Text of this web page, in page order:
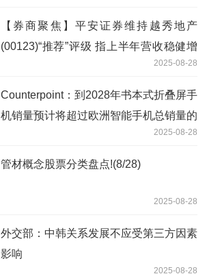
【券商聚焦】平安证券维持越秀地产
(00123)“推荐”评级 指上半年营收稳健增
2025-08-28
Counterpoint：到2028年书本式折叠屏手
机销量预计将超过欧洲智能手机总销量的
2025-08-28
管材概念股票分类盘点!(8/28)
2025-08-28
外交部：中韩关系发展不应受第三方因素
影响
2025-08-28